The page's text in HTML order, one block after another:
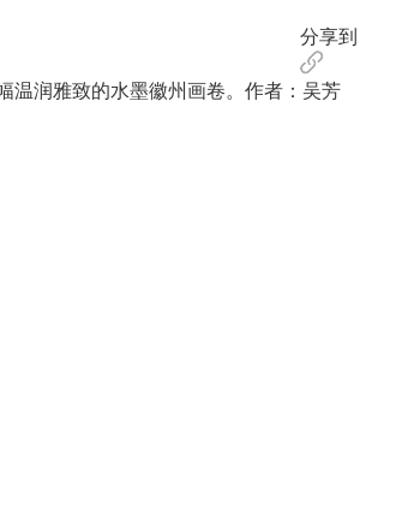
分享到
润雅致的水墨徽州画卷。作者：吴芳